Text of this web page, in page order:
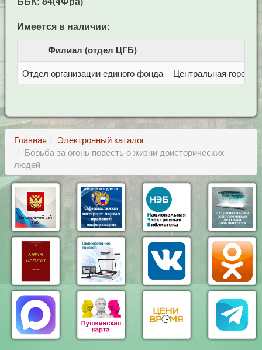
Имеется в наличии:
Филиал (отдел ЦГБ)
Отдел организации единого фонда Центральная
Главная
Электронный каталог
Борьба за огонь повесть о жизни доисторических
людей